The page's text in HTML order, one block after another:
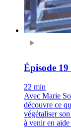
Épisode
22 min
Avec Marie
découvre ce
végétaliser
à venir en